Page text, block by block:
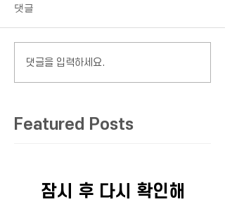
댓글
댓글을 입력하세요.
Featured Posts
잠시 후 다시 확인해